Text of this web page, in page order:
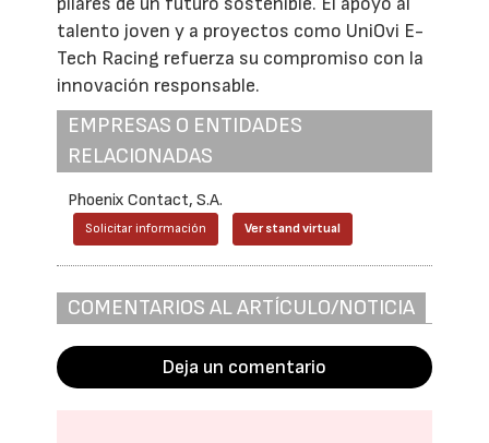
talento joven y a proyectos como UniOvi E-
Tech Racing refuerza su compromiso con la
innovación responsable.
EMPRESAS O ENTIDADES
RELACIONADAS
Phoenix Contact, S.A.
Solicitar información Ver stand virtual
COMENTARIOS AL ARTÍCULO/NOTICIA
Deja un comentario